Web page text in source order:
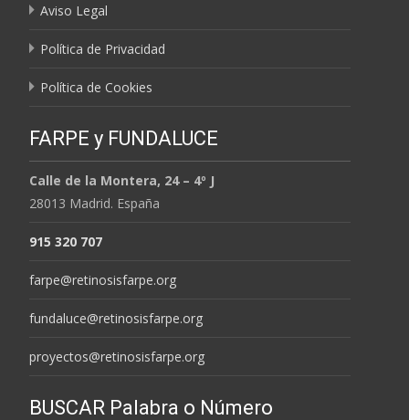
Aviso Legal
Política de Privacidad
Política de Cookies
FARPE y FUNDALUCE
Calle de la Montera, 24 – 4º J
28013 Madrid. España
915 320 707
farpe@retinosisfarpe.org
fundaluce@retinosisfarpe.org
proyectos@retinosisfarpe.org
BUSCAR Palabra o Número